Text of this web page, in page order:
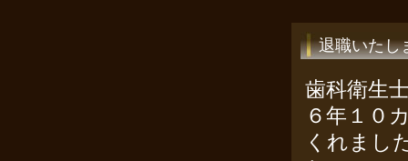
退職いたし
歯科衛生
６年１０
くれまし